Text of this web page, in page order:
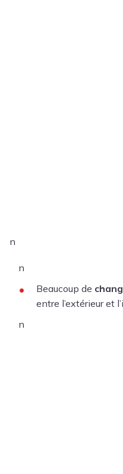
n
n
Beaucoup de
entre l’extérieur et
n